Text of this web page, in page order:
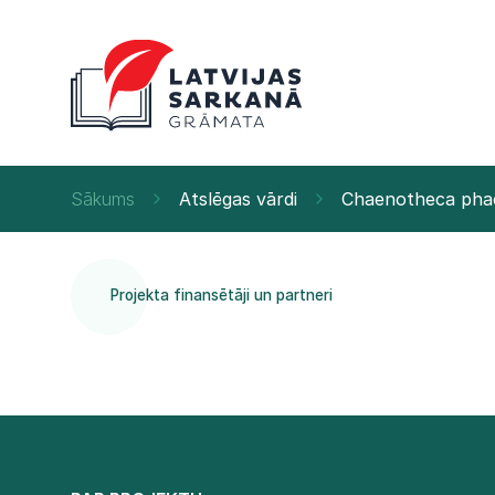
Sākums Atslēgas vārdi Chaenotheca
Projekta finansētāji un partneri